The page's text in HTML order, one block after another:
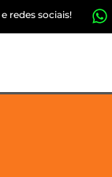
redes sociais!